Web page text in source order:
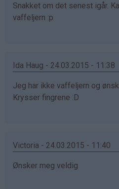
Snakket om det senest igår.
vaffeljern :p
Ida Haug - 24.03.2015 - 11:38
Jeg har ikke vaffeljern og
Krysser fingrene :D
Victoria - 24.03.2015 - 11:40
Ønsker meg veldig